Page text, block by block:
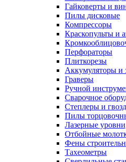
Гайковерты и
Пилы дисковые
Компрессоры
Краскопульты и
Перфораторы
Плиткорезы
Аккумуляторы и
Граверы
Ручной
Сварочное
Степлеры и
Пилы
Лазерные
Отбойные
Фены
Тахеометры